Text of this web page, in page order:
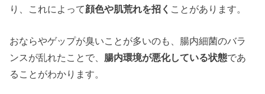
り、これによって顔色や肌荒れを招く ことがあります。
おならやゲップが臭いことが多いのも、腸内細菌のバラ
ンスが乱れたことで、 腸内環境が悪化している状態であ
ることがわかります。